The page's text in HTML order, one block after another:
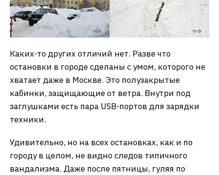
Каких-то других отличий нет. Разве что
остановки в городе сделаны с умом, которого не
хватает даже в Москве. Это полузакрытые
кабинки, защищающие от ветра. Внутри под
заглушками есть пара USB-портов для зарядки
техники.
Удивительно, но на всех остановках, как и по
городу в целом, не видно следов типичного
вандализма. Даже после пятницы, гуляя по